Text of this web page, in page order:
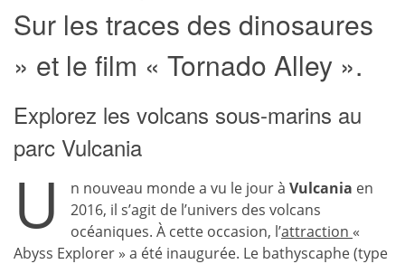
Sur les traces des dinosaures
» et le film « Tornado Alley ».
Explorez les volcans sous-marins au
parc Vulcania
U n nouveau monde a vu le jour à Vulcania en
2016, il s’agit de l’univers des volcans
océaniques. À cette occasion, l’attraction «
Abyss Explorer » a été inaugurée. Le bathyscaphe (type